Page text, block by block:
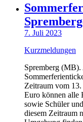
7. Juli 2023
Kurzmeldungen
Spremberg
Zeitraum vom
Euro können alle
sowie Schüler
diesem Zeitraum